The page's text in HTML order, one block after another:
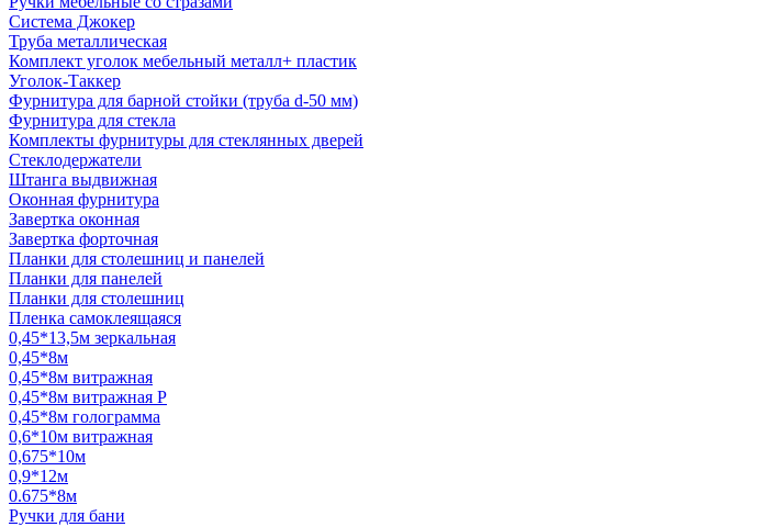
Система Джокер
Труба металлическая
Комплект уголок мебельный металл+ пластик
Уголок-Таккер
Фурнитура для барной стойки (труба d-50 мм)
Фурнитура для стекла
Комплекты фурнитуры для стеклянных дверей
Стеклодержатели
Штанга выдвижная
Оконная фурнитура
Завертка оконная
Завертка форточная
Планки для столешниц и панелей
Планки для панелей
Планки для столешниц
Пленка самоклеящаяся
0,45*13,5м зеркальная
0,45*8м
0,45*8м витражная
0,45*8м витражная Р
0,45*8м голограмма
0,6*10м витражная
0,675*10м
0,9*12м
0.675*8м
Ручки для бани